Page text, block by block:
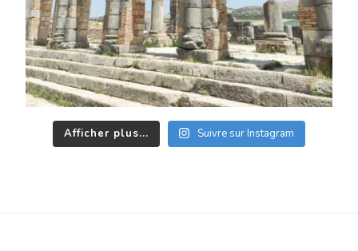
Afficher plus... Suivre sur Instagram